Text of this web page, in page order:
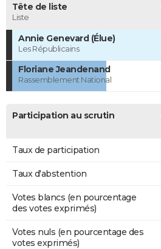
Tête de liste
Liste
Annie Genevard (Élue)
Les Républicains
Floriane Jeandenand
Rassemblement National
Participation au scrutin
Taux de participation
Taux d'abstention
Votes blancs (en pourcentage
des votes exprimés)
Votes nuls (en pourcentage des
votes exprimés)